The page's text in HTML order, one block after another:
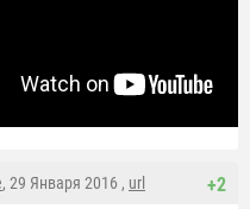
+2
, 29 Января 2016 , url